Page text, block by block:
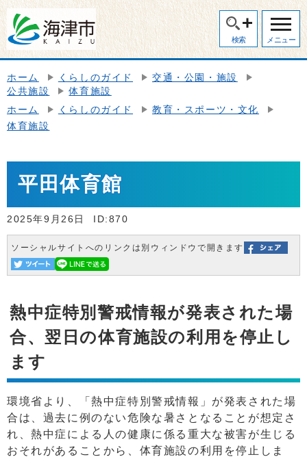
検索 メニュー
ホーム くらしのガイド
交通・公園・施設
公共施設
体育施設
ホーム
くらしのガイド
教育・スポーツ・文化
体育施設
平田体育館
2025年9月26日 ID:870
ソーシャルサイトへのリンクは別ウィンドウで開きます
熱中症特別警戒情報が発表された場
合、翌日の体育施設の利用を停止し
ます
環境省より、「熱中症特別警戒情報」が発表された場
合は、過去に例のない危険な暑さとなることが想定さ
れ、熱中症による人の健康に係る重大な被害が生じる
おそれがあることから、体育施設の利用を停止しま